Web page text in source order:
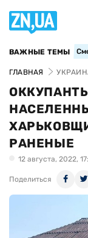
ВАЖНЫЕ ТЕМЫ
ГЛАВНАЯ
РАНЕНЫЕ
12 августа, 2022,
Поделиться